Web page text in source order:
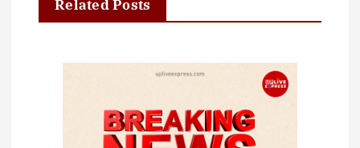
v
Related Posts